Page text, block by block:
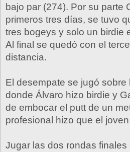
bajo par (274). Por su parte
primeros tres días, se tuvo
tres bogeys y solo un birdie
Al final se quedó con el
distancia.
El desempate se jugó
donde Álvaro hizo birdie y
de embocar el putt de un
profesional hizo que el
Jugar las dos rondas